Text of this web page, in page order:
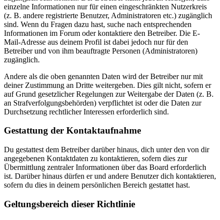
einzelne Informationen nur für einen eingeschränkten Nutzerkreis
(z. B. andere registrierte Benutzer, Administratoren etc.) zugänglich
sind. Wenn du Fragen dazu hast, suche nach entsprechenden
Informationen im Forum oder kontaktiere den Betreiber. Die E-
Mail-Adresse aus deinem Profil ist dabei jedoch nur für den
Betreiber und von ihm beauftragte Personen (Administratoren)
zugänglich.
Andere als die oben genannten Daten wird der Betreiber nur mit
deiner Zustimmung an Dritte weitergeben. Dies gilt nicht, sofern er
auf Grund gesetzlicher Regelungen zur Weitergabe der Daten (z. B.
an Strafverfolgungsbehörden) verpflichtet ist oder die Daten zur
Durchsetzung rechtlicher Interessen erforderlich sind.
Gestattung der Kontaktaufnahme
Du gestattest dem Betreiber darüber hinaus, dich unter den von dir
angegebenen Kontaktdaten zu kontaktieren, sofern dies zur
Übermittlung zentraler Informationen über das Board erforderlich
ist. Darüber hinaus dürfen er und andere Benutzer dich kontaktieren,
sofern du dies in deinem persönlichen Bereich gestattet hast.
Geltungsbereich dieser Richtlinie